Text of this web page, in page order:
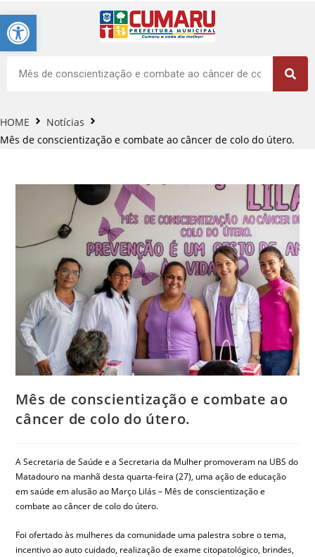
Barra de Ferramentas Aberta
HOME
Notícias
Mês de conscientização e combate ao câncer de colo do útero.
Mês de conscientização e combate ao
câncer de colo do útero.
A Secretaria de Saúde e a Secretaria da Mulher promoveram na UBS do
Matadouro na manhã desta quarta-feira (27), uma ação de educação
em saúde em alusão ao Março Lilás – Mês de conscientização e
combate ao câncer de colo do útero.
Foi ofertado às mulheres da comunidade uma palestra sobre o tema,
incentivo ao auto cuidado, realização de exame citopatológico, brindes,